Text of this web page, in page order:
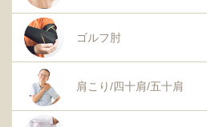
ゴルフ肘
肩こり/四十肩/五十肩